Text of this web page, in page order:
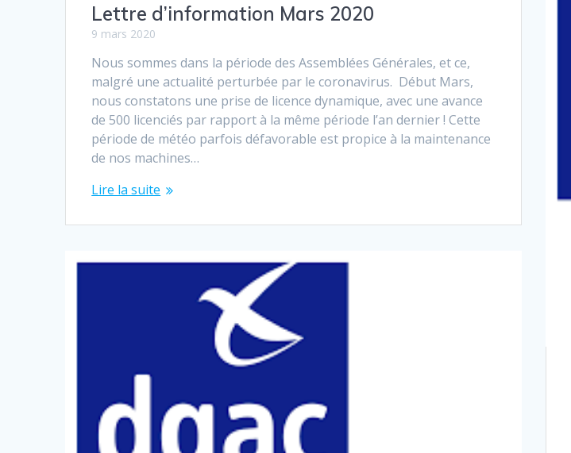
Lettre d’information Mars 2020
9 mars 2020
Nous sommes dans la période des Assemblées Générales, et ce,
malgré une actualité perturbée par le coronavirus. Début Mars,
nous constatons une prise de licence dynamique, avec une avance
de 500 licenciés par rapport à la même période l’an dernier ! Cette
période de météo parfois défavorable est propice à la maintenance
de nos machines…
Lire la suite